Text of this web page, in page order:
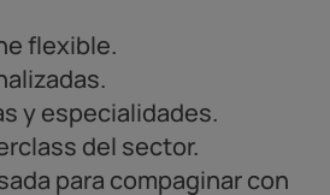
flexible.
y especialidades.
del sector.
para compaginar con